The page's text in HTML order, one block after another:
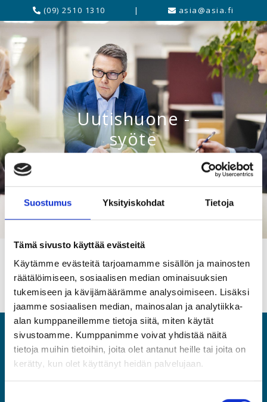
Suostumus Yksityiskohdat Tietoja
Tämä sivusto käyttää evästeitä
Käytämme evästeitä tarjoamamme sisällön ja mainosten
räätälöimiseen, sosiaalisen median ominaisuuksien
tukemiseen ja kävijämäärämme analysoimiseen. Lisäksi
jaamme sosiaalisen median, mainosalan ja analytiikka-
alan kumppaneillemme tietoja siitä, miten käytät
sivustoamme. Kumppanimme voivat yhdistää näitä
tietoja muihin tietoihin, joita olet antanut heille tai joita on
kerätty, kun olet käyttänyt heidän palvelujaan.
(09) 2510 1310 | asia@asia.fi
Uutishuone -
syöte
ASIA
Asiantuntijat ja Esihenkilöt ASIA ry